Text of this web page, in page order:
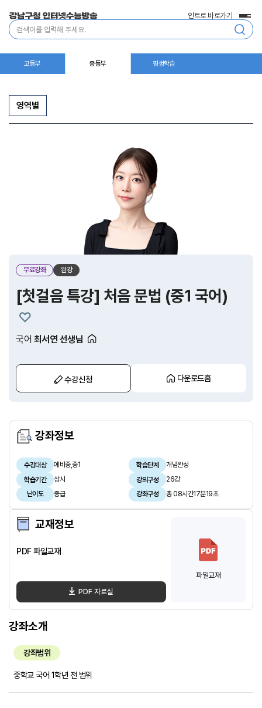
통
합
색
인트로 바로가기
전
체
메
고등부 중등부 평생학습
영역별
무료강좌 완강
[첫걸음 특강] 처음 문법 (중1 국어)
국어 최서연 선생님
수강신청 다운로드홈
강좌정보
수강대상 예비중,중1 학습단계
개념완성
학습기간
상시 강의구성
26강
난이도
중급 강좌구성 총 08시간17분19초
교재정보
PDF 파일교재
PDF 자료실
파일교재
강좌소개
강좌범위
중학교 국어 1학년 전 범위